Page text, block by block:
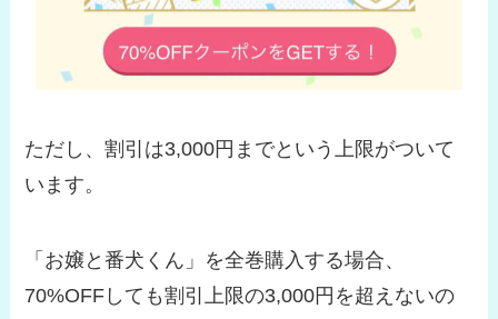
ただし、割引は3,000円までという上限がついて
います。
「お嬢と番犬くん」を全巻購入する場合、
70%OFFしても割引上限の3,000円を超えないの